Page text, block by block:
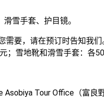
雪手套、护目镜。
需要，请在预订时告知我们
；雪地靴和滑雪手套：各
Asobiya Tour Office（富良